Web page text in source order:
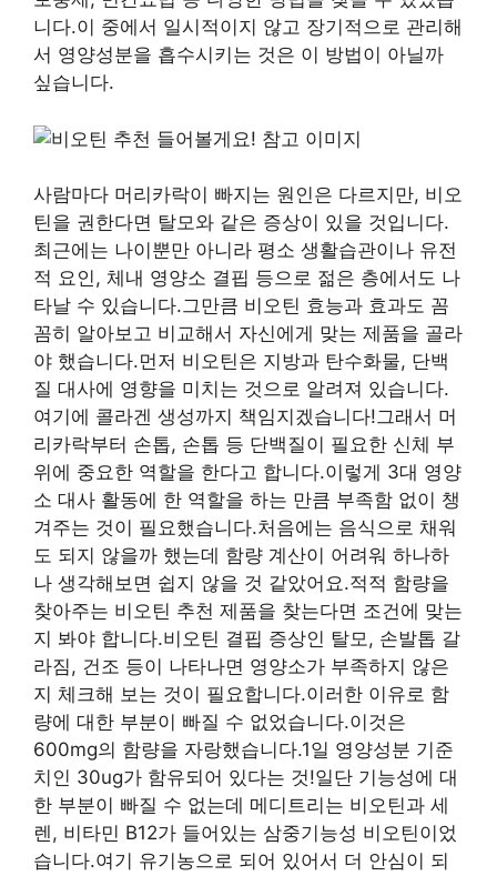
니다.이 중에서 일시적이지 않고 장기적으로 관리해
서 영양성분을 흡수시키는 것은 이 방법이 아닐까
싶습니다.
사람마다 머리카락이 빠지는 원인은 다르지만, 비오
틴을 권한다면 탈모와 같은 증상이 있을 것입니다.
최근에는 나이뿐만 아니라 평소 생활습관이나 유전
적 요인, 체내 영양소 결핍 등으로 젊은 층에서도 나
타날 수 있습니다.그만큼 비오틴 효능과 효과도 꼼
꼼히 알아보고 비교해서 자신에게 맞는 제품을 골라
야 했습니다.먼저 비오틴은 지방과 탄수화물, 단백
질 대사에 영향을 미치는 것으로 알려져 있습니다.
여기에 콜라겐 생성까지 책임지겠습니다!그래서 머
리카락부터 손톱, 손톱 등 단백질이 필요한 신체 부
위에 중요한 역할을 한다고 합니다.이렇게 3대 영양
소 대사 활동에 한 역할을 하는 만큼 부족함 없이 챙
겨주는 것이 필요했습니다.처음에는 음식으로 채워
도 되지 않을까 했는데 함량 계산이 어려워 하나하
나 생각해보면 쉽지 않을 것 같았어요.적적 함량을
찾아주는 비오틴 추천 제품을 찾는다면 조건에 맞는
지 봐야 합니다.비오틴 결핍 증상인 탈모, 손발톱 갈
라짐, 건조 등이 나타나면 영양소가 부족하지 않은
지 체크해 보는 것이 필요합니다.이러한 이유로 함
량에 대한 부분이 빠질 수 없었습니다.이것은
600mg의 함량을 자랑했습니다.1일 영양성분 기준
치인 30ug가 함유되어 있다는 것!일단 기능성에 대
한 부분이 빠질 수 없는데 메디트리는 비오틴과 세
렌, 비타민 B12가 들어있는 삼중기능성 비오틴이었
습니다.여기 유기농으로 되어 있어서 더 안심이 되